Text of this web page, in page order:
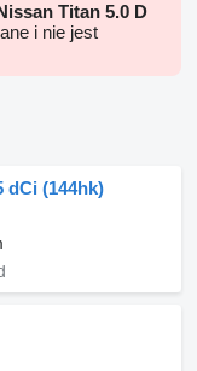
Titan 5.0 D
i nie jest
dCi (144hk)